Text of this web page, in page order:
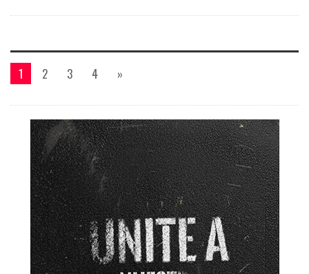
1 2 3 4 »